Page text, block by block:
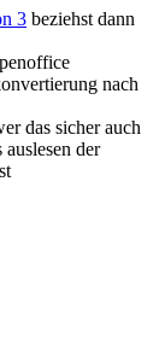
3 beziehst dann
nach
das sicher auch
der